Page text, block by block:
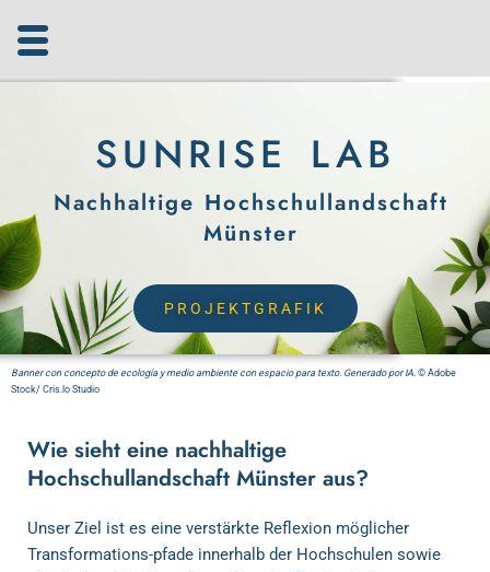
Inhalt
SUNRISE LAB
Nachhaltige Hochschullandschaft
Münster
PROJEKTGRAFIK
Banner con concepto de ecología y medio ambiente con espacio para texto. Generado por IA. © Adobe
Stock/ Cris.lo Studio
Wie sieht eine nachhaltige
Hochschullandschaft Münster aus?
Unser Ziel ist es eine verstärkte Reflexion möglicher
Transformations-pfade innerhalb der Hochschulen sowie